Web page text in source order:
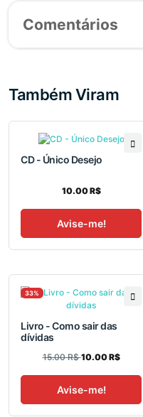
Comentários
Também Viram
CD - Único Desejo
10.00 R$
Avise-me!
33%
Livro - Como sair das
dívidas
15.00 R$10.00 R$
Avise-me!